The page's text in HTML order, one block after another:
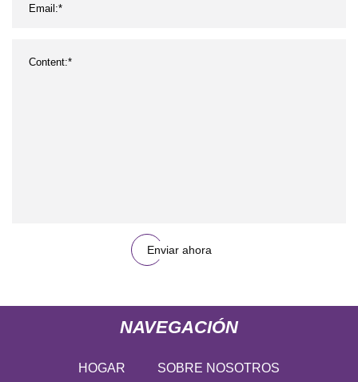
Enviar ahora
NAVEGACIÓN
HOGAR SOBRE NOSOTROS